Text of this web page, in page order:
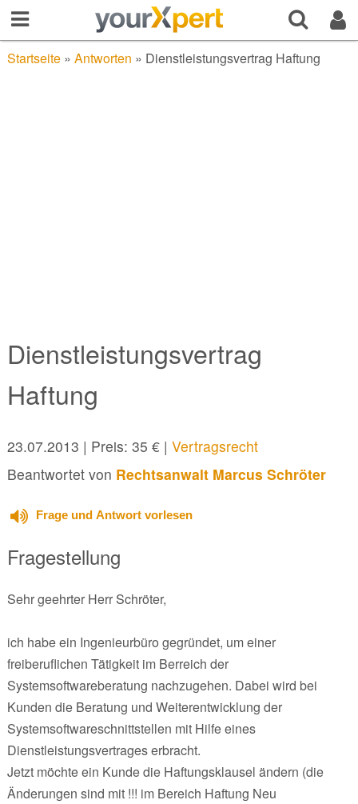
Startseite» Antworten » Dienstleistungsvertrag Haftung
Dienstleistungsvertrag
Haftung
23.07.2013 | Preis: 35 € | Vertragsrecht
Beantwortet von Rechtsanwalt Marcus Schröter
Frage und Antwort vorlesen
Fragestellung
Sehr geehrter Herr Schröter,
ich habe ein Ingenieurbüro gegründet, um einer
freiberuflichen Tätigkeit im Berreich der
Systemsoftwareberatung nachzugehen. Dabei wird bei
Kunden die Beratung und Weiterentwicklung der
Systemsoftwareschnittstellen mit Hilfe eines
Dienstleistungsvertrages erbracht.
Jetzt möchte ein Kunde die Haftungsklausel ändern (die
Änderungen sind mit !!! im Bereich Haftung Neu